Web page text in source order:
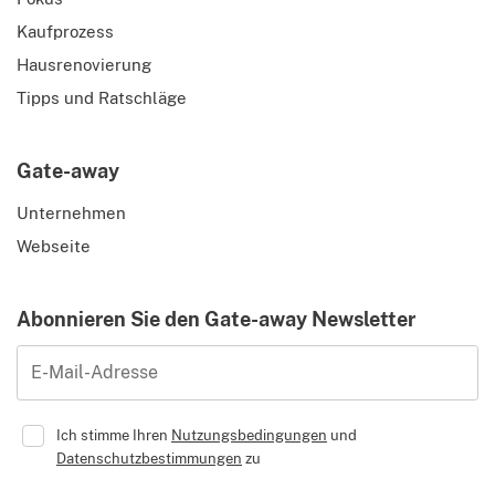
Kaufprozess
Hausrenovierung
Tipps und Ratschläge
Gate-away
Unternehmen
Webseite
Abonnieren Sie den Gate-away Newsletter
E-Mail-Adresse
Ich stimme Ihren Nutzungsbedingungen und
Datenschutzbestimmungen zu